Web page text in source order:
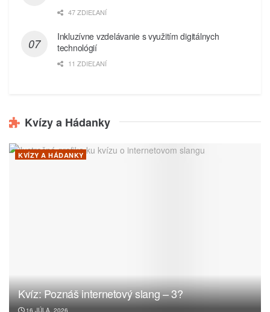
47 ZDIEĽANÍ
Inkluzívne vzdelávanie s využitím digitálnych
technológií
11 ZDIEĽANÍ
Kvízy a Hádanky
KVÍZY A HÁDANKY
Kvíz: Poznáš internetový slang – 3?